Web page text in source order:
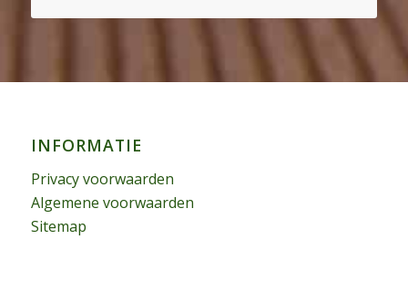
INFORMATIE
Privacy voorwaarden
Algemene voorwaarden
Sitemap